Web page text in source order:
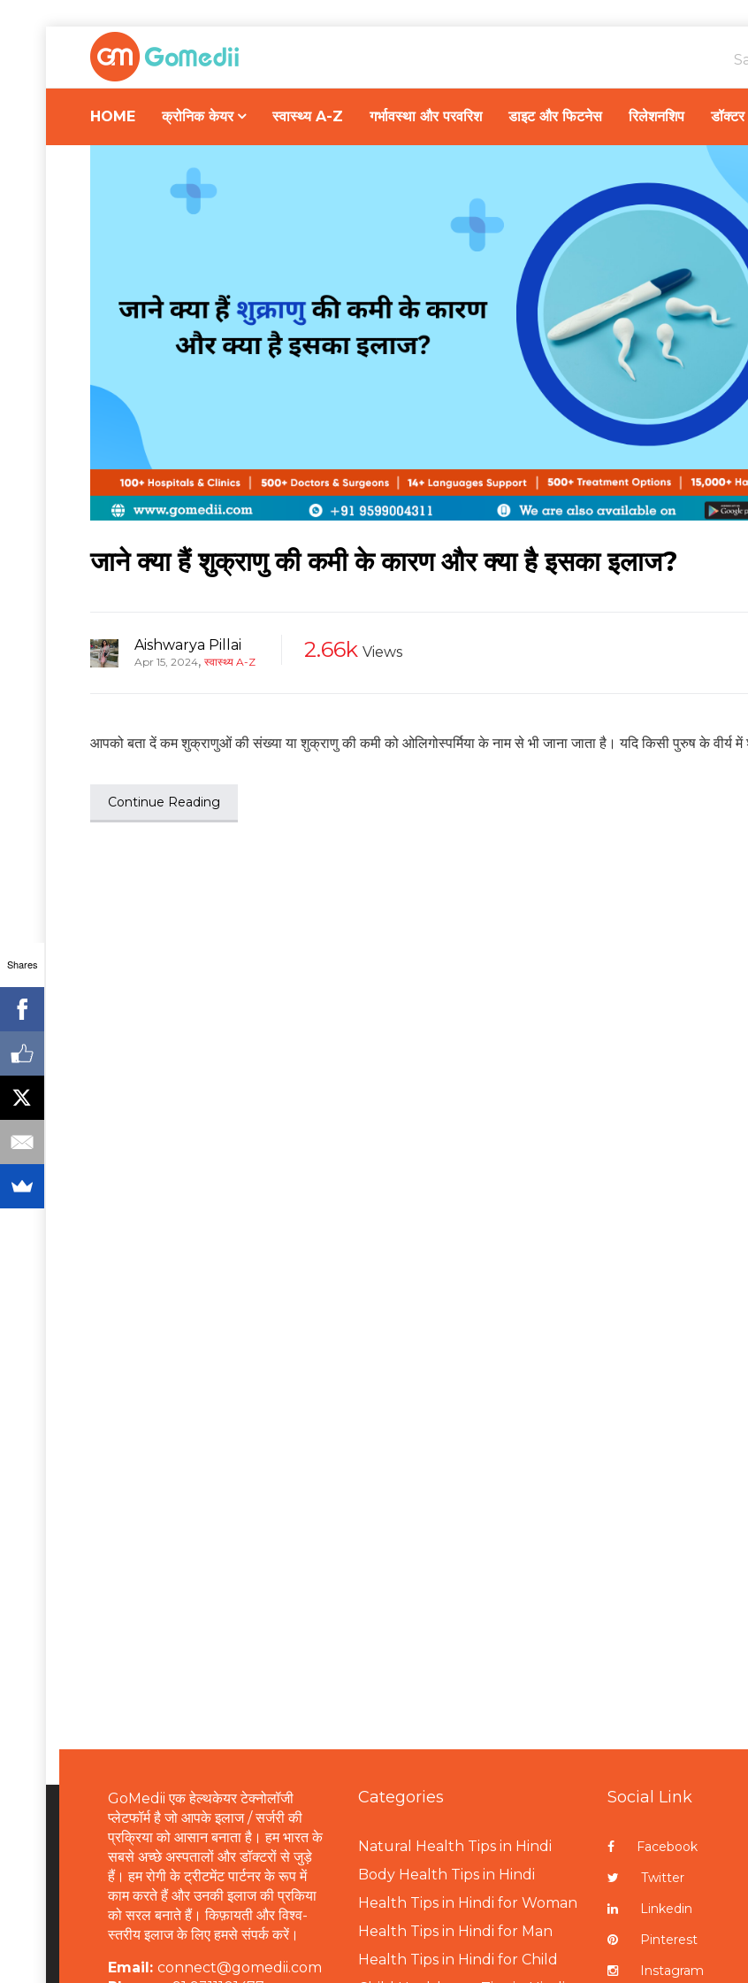
HOME क्रोनिक केयर स्वास्थ्य A-Z गर्भावस्था और परवरिश डाइट और फिटनेस रिलेशनशिप
जाने क्या हैं शुक्राणु की कमी के कारण और क्या है इसका इलाज?
Aishwarya Pillai
Apr 15, 2024, स्वास्थ्य A-Z 2.66k Views
आपको बता दें कम शुक्राणुओं की संख्या या शुक्राणु की कमी को ओलिगोस्पर्मिया के नाम से भी जाना जाता है। यदि किसी पुरुष के वीर्य
Continue Reading
GoMedii एक हेल्थकेयर टेक्नोलॉजी
प्लेटफॉर्म है जो आपके इलाज / सर्जरी की
प्रक्रिया को आसान बनाता है। हम भारत के
सबसे अच्छे अस्पतालों और डॉक्टरों से जुड़े
हैं। हम रोगी के ट्रीटमेंट पार्टनर के रूप में
काम करते हैं और उनकी इलाज की प्रकिया
को सरल बनाते हैं। किफ़ायती और विश्व-
स्तरीय इलाज के लिए हमसे संपर्क करें।
Email: connect@gomedii.com
Categories
Natural Health Tips in Hindi
Body Health Tips in Hindi
Health Tips in Hindi for Woman
Health Tips in Hindi for Man
Health Tips in Hindi for Child
Social Link
Facebook
Twitter
Linkedin
Pinterest
Instagram
Shares